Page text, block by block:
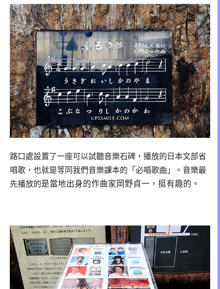
路口處設置了一座可以試聽音樂石碑，播放的日本文部省
唱歌，也就是等同我們音樂課本的「必唱歌曲」。音樂最
先播放的是當地出身的作曲家岡野貞一，挺有趣的。